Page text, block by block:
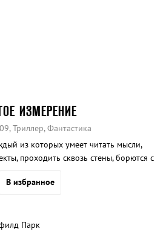
ИЗМЕРЕНИЕ
Триллер, Фантастика
из которых умеет читать мысли,
проходить сквозь стены, борются с
опасный интерес.
В избранное